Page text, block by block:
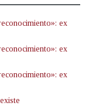
ex
ex
ex